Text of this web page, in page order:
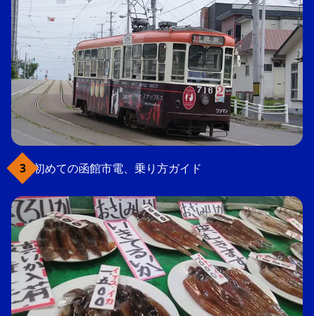
初めての函館市電、乗り方ガイド